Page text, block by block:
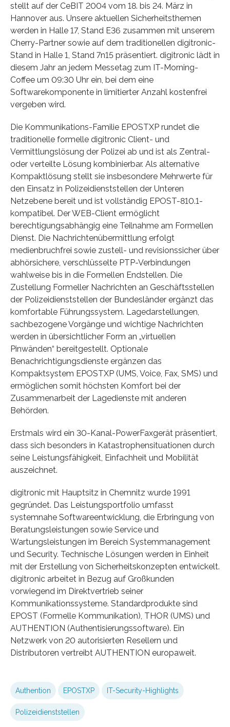
stellt auf der CeBIT 2004 vom 18. bis 24. März in
Hannover aus. Unsere aktuellen Sicherheitsthemen
werden in Halle 17, Stand E36 zusammen mit unserem
Cherry-Partner sowie auf dem traditionellen digitronic-
Stand in Halle 1, Stand 7n15 präsentiert. digitronic lädt in
diesem Jahr an jedem Messetag zum IT-Morning-
Coffee um 09:30 Uhr ein, bei dem eine
Softwarekomponente in limitierter Anzahl kostenfrei
vergeben wird.
Die Kommunikations-Familie EPOSTXP rundet die
traditionelle formelle digitronic Client- und
Vermittlungslösung der Polizei ab und ist als Zentral-
oder verteilte Lösung kombinierbar. Als alternative
Kompaktlösung stellt sie insbesondere Mehrwerte für
den Einsatz in Polizeidienststellen der Unteren
Netzebene bereit und ist vollständig EPOST-810.1-
kompatibel. Der WEB-Client ermöglicht
berechtigungsabhängig eine Teilnahme am Formellen
Dienst. Die Nachrichtenübermittlung erfolgt
medienbruchfrei sowie zustell- und revisionssicher über
abhörsichere, verschlüsselte PTP-Verbindungen
wahlweise bis in die Formellen Endstellen. Die
Zustellung Formeller Nachrichten an Geschäftsstellen
der Polizeidienststellen der Bundesländer ergänzt das
komfortable Führungssystem. Lagedarstellungen,
sachbezogene Vorgänge und wichtige Nachrichten
werden in übersichtlicher Form an „virtuellen
Pinwänden“ bereitgestellt. Optionale
Benachrichtigungsdienste ergänzen das
Kompaktsystem EPOSTXP (UMS, Voice, Fax, SMS) und
ermöglichen somit höchsten Komfort bei der
Zusammenarbeit der Lagedienste mit anderen
Behörden.
Erstmals wird ein 30-Kanal-PowerFaxgerät präsentiert,
dass sich besonders in Katastrophensituationen durch
seine Leistungsfähigkeit, Einfachheit und Mobilität
auszeichnet.
digitronic mit Hauptsitz in Chemnitz wurde 1991
gegründet. Das Leistungsportfolio umfasst
systemnahe Softwareentwicklung, die Erbringung von
Beratungsleistungen sowie Service und
Wartungsleistungen im Bereich Systemmanagement
und Security. Technische Lösungen werden in Einheit
mit der Erstellung von Sicherheitskonzepten entwickelt.
digitronic arbeitet in Bezug auf Großkunden
vorwiegend im Direktvertrieb seiner
Kommunikationssysteme. Standardprodukte sind
EPOST (Formelle Kommunikation), THOR (UMS) und
AUTHENTION (Authentisierungssoftware). Ein
Netzwerk von 20 autorisierten Resellern und
Distributoren vertreibt AUTHENTION europaweit.
Authention EPOSTXP IT-Security-Highlights
Polizeidienststellen